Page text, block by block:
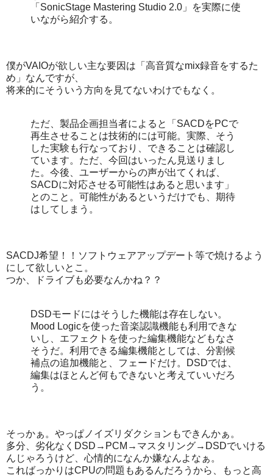
「SonicStage Mastering Studio 2.0」を実際に使
いながら紹介する。
僕がVAIOが欲しい主な要因は「高音質なmix録音をするた
め」なんですが、
将来的にそういう方向を見てないわけでもなく。
ただ、製品企画担当者によると「SACDをPCで
再生させることは技術的には可能。実際、そう
した実験も行なっており、できることは確認し
ています。ただ、今回はいったん見送りまし
た。今後、ユーザーからの声が出てくれば、
SACDに対応させる可能性はあると思います」
とのこと。可能性があるというだけでも、期待
はしてしまう。
SACDJ希望！！ソフトウェアアップデート等で焼けるよう
にして欲しいとこ。
つか、ドライブも必要なんかね？？
DSDモードにはそうした機能は存在しない。
Mood Logicを使った音楽認識機能も利用できな
いし、エフェクトを使った編集機能などもなさ
そうだ。利用できる編集機能としては、分割候
補点の追加機能と、フェードだけ。DSDでは、
編集はほとんど何もできないと考えていいだろ
う。
そっかぁ。やっぱノイズリダクションもできんかぁ。
多分、劣化なくDSD→PCM→マスタリング→DSDでいける
んじゃろうけど、心情的になんか嫌なんよなぁ。
こればっかりはCPUの問題もあるんだろうから、もっと高